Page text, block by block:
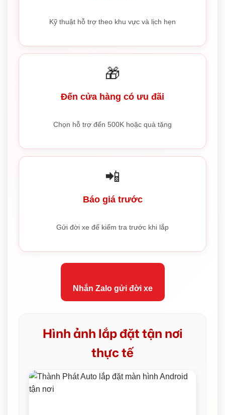
Kỹ thuật hỗ trợ theo khu vực và lịch hẹn
🎁
Đến cửa hàng có ưu đãi
Chọn hỗ trợ đến 500K hoặc quà tặng
📲
Báo giá trước
Gửi đời xe để kiểm tra trước khi lắp
Nhắn Zalo gửi đời xe
Hình ảnh lắp đặt tận nơi
thực tế